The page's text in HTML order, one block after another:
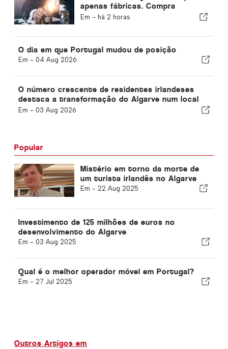
apenas fábricas. Compra
conhecimento.
Em - há 2 horas
O dia em que Portugal mudou de posição
Em - 04 Aug 2026
O número crescente de residentes irlandeses
destaca a transformação do Algarve num local
onde se pode viver durante todo o ano
Em - 03 Aug 2026
Popular
Mistério em torno da morte de
um turista irlandês no Algarve
Em - 22 Aug 2025
Investimento de 125 milhões de euros no
desenvolvimento do Algarve
Em - 03 Aug 2025
Qual é o melhor operador móvel em Portugal?
Em - 27 Jul 2025
Outros Artigos em